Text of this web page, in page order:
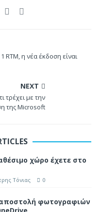
RTM, η νέα έκδοση είναι
NEXT
τρέχει με την
της Microsoft
χώρο έχετε στο
Τόνιας 0
φωτογραφιών